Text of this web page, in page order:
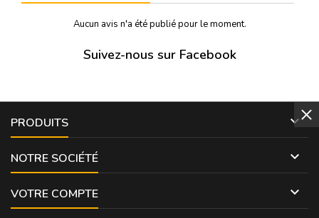
Aucun avis n'a été publié pour le moment.
Suivez-nous sur Facebook
PRODUITS 
NOTRE SOCIÉTÉ 
VOTRE COMPTE 